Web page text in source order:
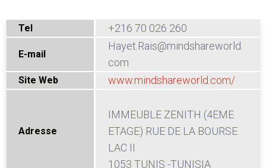
Tel +216 70 026 260
E-mail
Hayet.Rais@mindshareworld.
com
Site Web www.mindshareworld.com/
Adresse
IMMEUBLE ZENITH (4EME
ETAGE) RUE DE LA BOURSE
LAC II
1053 TUNIS -TUNISIA